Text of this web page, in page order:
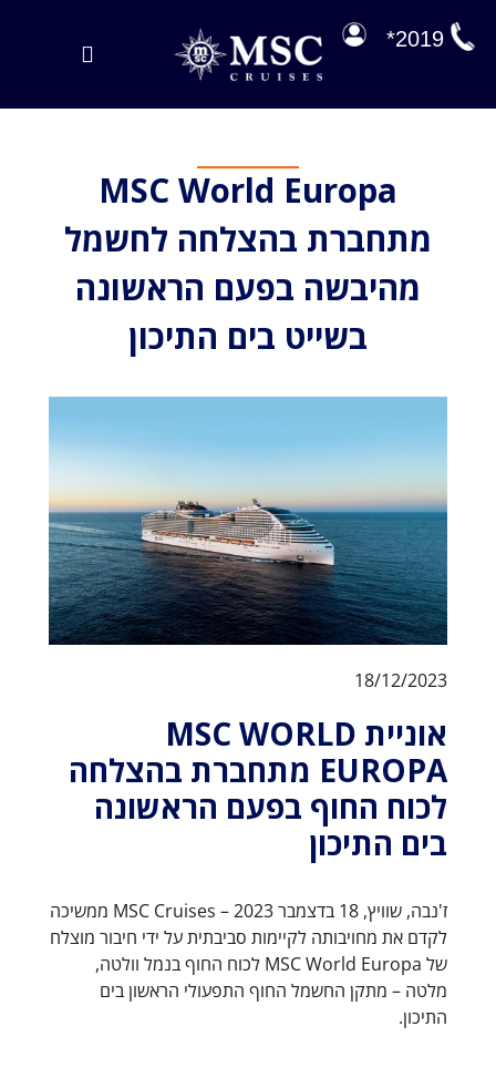
לתוכן
Toggle
הפלגות שלנו
על הסיפון
ניהול הזמנה
EXPLORA JOURNEYS
2019*
MSC World Europa
מתחברת בהצלחה לחשמל
מהיבשה בפעם הראשונה
בשייט בים התיכון
18/12/2023
אוניית MSC WORLD
EUROPA מתחברת בהצלחה
לכוח החוף בפעם הראשונה
בים התיכון
ז'נבה, שוויץ, 18 בדצמבר 2023 – MSC Cruises ממשיכה
לקדם את מחויבותה לקיימות סביבתית על ידי חיבור מוצלח
של MSC World Europa לכוח החוף בנמל וולטה,
מלטה – מתקן החשמל החוף התפעולי הראשון בים
התיכון.